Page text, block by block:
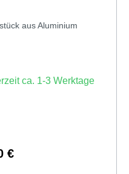
aus Aluminium
ca. 1-3 Werktage
Preis:
€